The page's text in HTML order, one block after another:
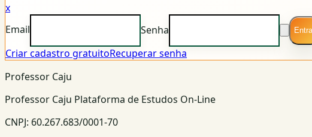
x
Email
Senha
Criar cadastro gratuitoRecuperar senha
Professor Caju
Professor Caju Plataforma de Estudos On-Line
CNPJ: 60.267.683/0001-70